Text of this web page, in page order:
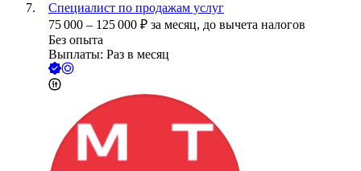
Специалист по продажам услуг
75 000 – 125 000 ₽ за месяц, до вычета налогов
Без опыта
Выплаты: Раз в месяц